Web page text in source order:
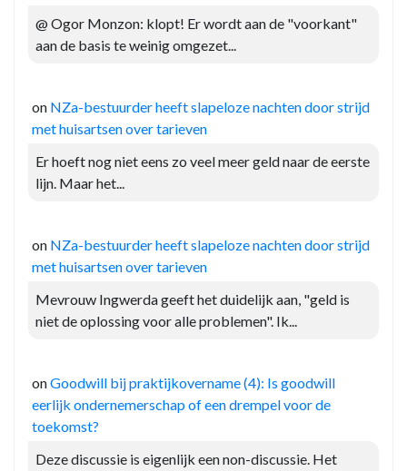
@ Ogor Monzon: klopt! Er wordt aan de "voorkant"
aan de basis te weinig omgezet...
on NZa-bestuurder heeft slapeloze nachten door strijd
met huisartsen over tarieven
Er hoeft nog niet eens zo veel meer geld naar de eerste
lijn. Maar het...
on NZa-bestuurder heeft slapeloze nachten door strijd
met huisartsen over tarieven
Mevrouw Ingwerda geeft het duidelijk aan, "geld is
niet de oplossing voor alle problemen". Ik...
onGoodwill bij praktijkovername (4): Is goodwill
eerlijk ondernemerschap of een drempel voor de
toekomst?
Deze discussie is eigenlijk een non-discussie. Het